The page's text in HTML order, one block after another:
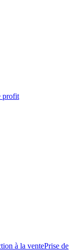
profit
à la ventePrise de